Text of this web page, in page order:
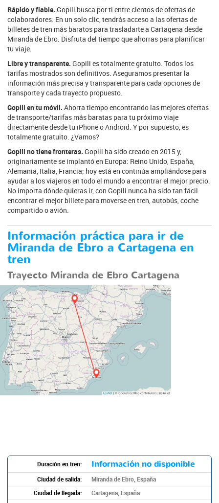
Rápido y fiable. Gopili busca por ti entre cientos de ofertas de
colaboradores. En un solo clic, tendrás acceso a las ofertas de
billetes de tren más baratos para trasladarte a Cartagena desde
Miranda de Ebro. Disfruta del tiempo que ahorras para planificar
tu viaje.
Libre y transparente. Gopili es totalmente gratuito. Todos los
tarifas mostrados son definitivos. Aseguramos presentar la
información más precisa y transparente para cada opciones de
transporte y cada trayecto propuesto.
Gopili en tu móvil. Ahorra tiempo encontrando las mejores ofertas
de transporte/tarifas más baratas para tu próximo viaje
directamente desde tu iPhone o Android. Y por supuesto, es
totalmente gratuito. ¿Vamos?
Gopili no tiene fronteras. Gopili ha sido creado en 2015 y,
originariamente se implantó en Europa: Reino Unido, España,
Alemania, Italia, Francia; hoy está en continúa ampliándose para
ayudar a los viajeros en todo el mundo a encontrar el mejor precio.
No importa dónde quieras ir, con Gopili nunca ha sido tan fácil
encontrar el mejor billete para moverse en tren, autobús, coche
compartido o avión.
Información práctica para ir de
Miranda de Ebro a Cartagena en
tren
Trayecto Miranda de Ebro Cartagena
Duración en tren: Información no disponible
Ciudad de salida:
Miranda de Ebro, España
Ciudad de llegada:
Cartagena, España